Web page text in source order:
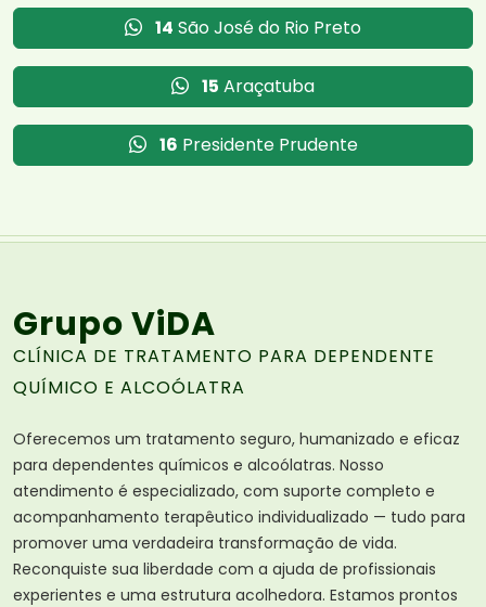
14 São José do Rio Preto
15 Araçatuba
16 Presidente Prudente
Grupo ViDA
CLÍNICA DE TRATAMENTO PARA DEPENDENTE
QUÍMICO E ALCOÓLATRA
Oferecemos um tratamento seguro, humanizado e eficaz
para dependentes químicos e alcoólatras. Nosso
atendimento é especializado, com suporte completo e
acompanhamento terapêutico individualizado — tudo para
promover uma verdadeira transformação de vida.
Reconquiste sua liberdade com a ajuda de profissionais
experientes e uma estrutura acolhedora. Estamos prontos